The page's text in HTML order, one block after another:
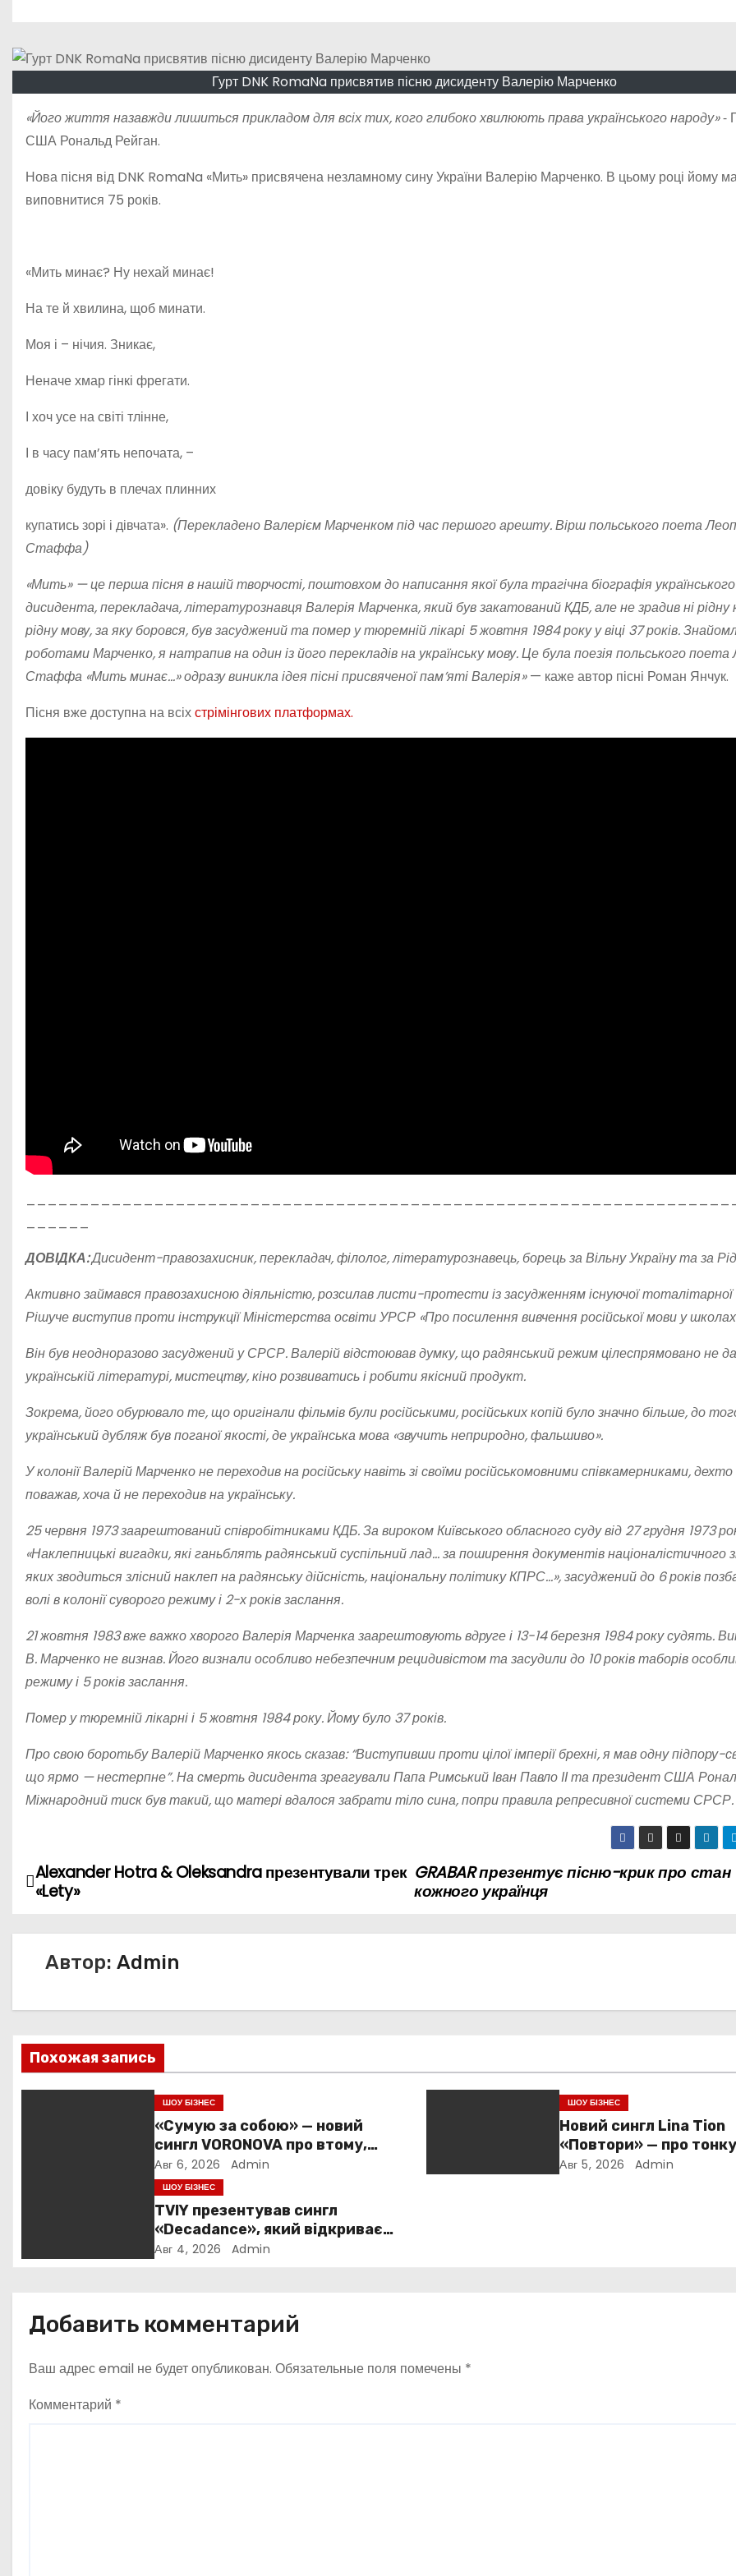
Гурт DNK RomaNa присвятив пісню дисиденту Валерію Марченко
«Його життя назавжди лишиться прикладом для всіх тих, кого глибоко хвилюють права українського народу»⁃
США Рональд Рейган.
Нова пісня від DNK RomaNa «Мить» присвячена незламному сину України Валерію Марченко. В цьому році йому
виповнитися 75 років.
«Мить минає? Ну нехай минає!
На те й хвилина, щоб минати.
Моя і – нічия. Зникає,
Неначе хмар гінкі фрегати.
І хоч усе на світі тлінне,
І в часу пам’ять непочата, –
довіку будуть в плечах плинних
купатись зорі і дівчата». (Перекладено Валерієм Марченком під час першого арешту. Вірш польського поета
Стаффа)
«Мить» — це перша пісня в нашій творчості, поштовхом до написання якої була трагічна біографія українського
дисидента, перекладача, літературознавця Валерія Марченка, який був закатований КДБ, але не зрадив ні рідну
рідну мову, за яку боровся, був засуджений та помер у тюремній лікарі 5 жовтня 1984 року у віці 37 років.
роботами Марченко, я натрапив на один із його перекладів на українську мову. Це була поезія польського
Стаффа «Мить минає…» одразу виникла ідея пісні присвяченої пам’яті Валерія»— каже автор пісні Роман Янчук.
Пісня вже доступна на всіхстрімінгових платформах.
ДОВІДКА:Дисидент-правозахисник, перекладач, філолог, літературознавець, борець за Вільну Україну та за
Активно займався правозахисною діяльністю, розсилав листи-протести із засудженням існуючої
Рішуче виступив проти інструкції Міністерства освіти УРСР «Про посилення вивчення російської мови у
Він був неодноразово засуджений у СРСР. Валерій відстоював думку, що радянський режим цілеспрямовано не
українській літературі, мистецтву, кіно розвиватись і робити якісний продукт.
Зокрема, його обурювало те, що оригінали фільмів були російськими, російських копій було значно більше, до
український дубляж був поганої якості, де українська мова «звучить неприродно, фальшиво».
У колонії Валерій Марченко не переходив на російську навіть зі своїми російськомовними співкамерниками,
поважав, хоча й не переходив на українську.
25 червня 1973 заарештований співробітниками КДБ. За вироком Київського обласного суду від 27 грудня 1973
«Наклепницькі вигадки, які ганьблять радянський суспільний лад… за поширення документів націоналістичного
яких зводиться злісний наклеп на радянську дійсність, національну політику КПРС…», засуджений до 6 років
волі в колонії суворого режиму і 2-х років заслання.
21 жовтня 1983 вже важко хворого Валерія Марченка заарештовують вдруге і 13-14 березня 1984 року судять.
В. Марченко не визнав. Його визнали особливо небезпечним рецидивістом та засудили до 10 років таборів
режиму і 5 років заслання.
Помер у тюремній лікарні і 5 жовтня 1984 року. Йому було 37 років.
Про свою боротьбу Валерій Марченко якось сказав: “Виступивши проти цілої імперії брехні, я мав одну підпору-
що ярмо — нестерпне”. На смерть дисидента зреагували Папа Римський Іван Павло ІІ та президент США
Міжнародний тиск був такий, що матері вдалося забрати тіло сина, попри правила репресивної системи СРСР.
Н
г
а
ц
з
п
и
с
GRABAR презентує пісню-крик про стан
кожного українця
Alexander Hotra & Oleksandra презентували трек
«Lety»
Автор: Admin
Похожая запись
ШОУ БІЗНЕС
«Сумую за собою» — новий
сингл VORONOVA про втому,
силу та повернення до себе
Авг 6, 2026 Admin
ШОУ БІЗНЕС
Новий сингл Lina Tion
«Повтори» — про
між коханням,
Авг 5, 2026 Admin
ШОУ БІЗНЕС
TVIY презентував сингл
«Decadance», який відкриває
нову сторінку українського
Авг 4, 2026 Admin
Добавить комментарий
Ваш адрес email не будет опубликован. Обязательные поля помечены *
Комментарий *